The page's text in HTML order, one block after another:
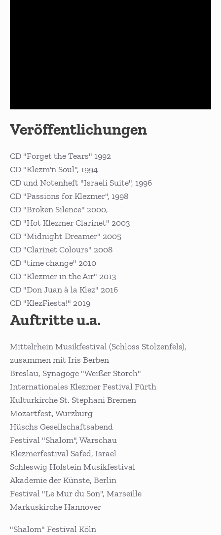
Veröffentlichungen
CD "Forget the Tears" 1992
CD "Klezm'n Soul", 1994
CD und Notenheft "Israeli Suite", 1996
CD "Passions for Klezmer", 1998
CD "Broken Silence" 2000,
CD "Hot Klezmer Clarinet" 2003
CD "Midnight Dreamer" 2005
CD "Clarinet Colours" 2008
CD "time change" 2010
CD "Klezmer in the Air" 2013
CD "Don Juan à la Klez" 2016
CD "KlezFiesta!" 2019
Auftritte u.a.
Mittelrhein Musikfestival (Schloss Stolzenfels),
zusammen mit Iris Berben
Breslau, Synagoge "Weißer Storch"
Internationales Klezmer Festival Fürth
Kulturkirche St. Stephani Bremen
Mozartfest, Würzburg
Hüschs Gesellschaftsabend
Festival "Shalom", Warschau
Klezmerfestival Safed, Israel
Schleswig Holstein Musikfestival
Akademie der Künste, Berlin
Festival "Le Mur du Son", Marseille
Markuskirche Hannover
"Shalom" Festival Köln